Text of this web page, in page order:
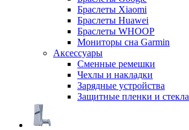
Браслеты Xiaomi
Браслеты Huawei
Браслеты WHOOP
Мониторы сна Garmin
Аксессуары
Сменные ремешки
Чехлы и накладки
Зарядные устройства
Защитные пленки и стекла